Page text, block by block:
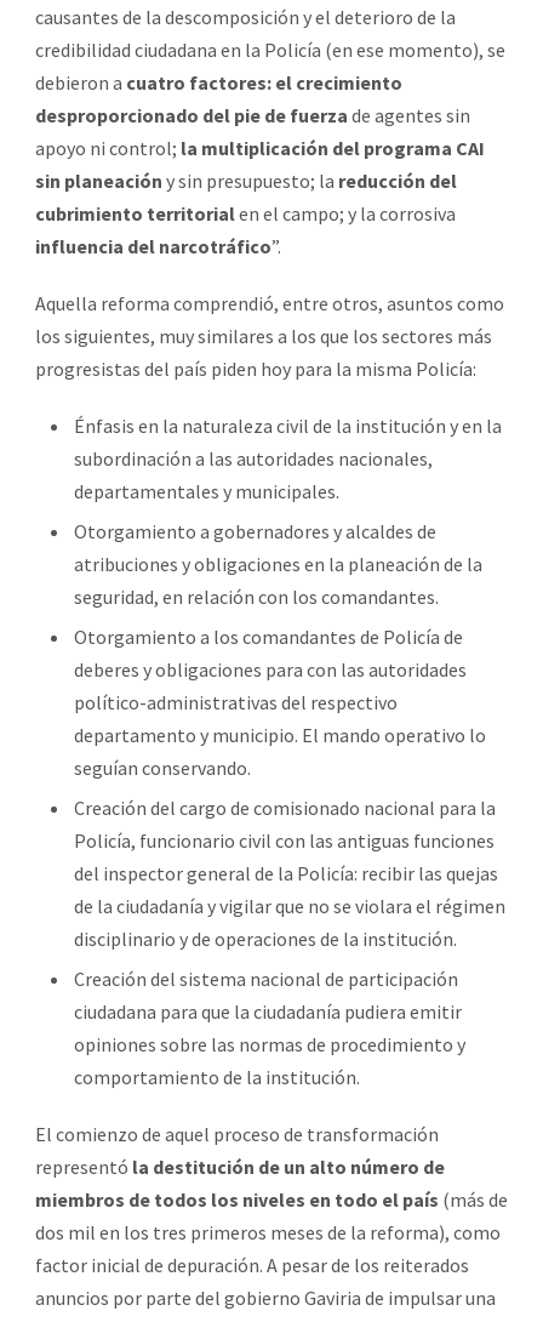
causantes de la descomposición y el deterioro de la
credibilidad ciudadana en la Policía (en ese momento), se
debieron a cuatro factores: el crecimiento
desproporcionado del pie de fuerza de agentes sin
apoyo ni control; la multiplicación del programa CAI
sin planeación y sin presupuesto; la reducción del
cubrimiento territorialen el campo; y la corrosiva
influencia del narcotráfico”.
Aquella reforma comprendió, entre otros, asuntos como
los siguientes, muy similares a los que los sectores más
progresistas del país piden hoy para la misma Policía:
Énfasis en la naturaleza civil de la institución y en la
subordinación a las autoridades nacionales,
departamentales y municipales.­
Otorgamiento a gobernadores y alcaldes de
atribuciones y obligaciones en la planeación de la
seguridad, en relación con los comandantes.
Otorgamiento a los comandantes de Policía de
deberes y obligaciones para con las autoridades
político-administrativas del respectivo
departamento y municipio. El mando operativo lo
seguían conservando.
Creación del cargo de comisionado nacional para la
Policía, funcionario civil con las antiguas funciones
del inspector general de la Policía: recibir las quejas
de la ciudadanía y vigilar que no se violara el régimen
disciplinario y de operaciones de la institución.
Creación del sistema nacional de participación
ciudadana para que la ciudadanía pudiera emitir
opiniones sobre las normas de procedimiento y
comportamiento de la institución.
El comienzo de aquel proceso de transformación
representó la destitución de un alto número de
miembros de todos los niveles en todo el país (más de
dos mil en los tres primeros meses de la reforma), como
factor inicial de depuración. A pesar de los reiterados
anuncios por parte del gobierno Gaviria de impulsar una